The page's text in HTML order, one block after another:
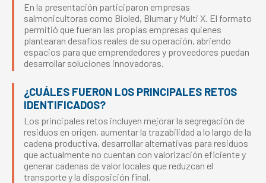
En la presentación participaron empresas
salmonicultoras como Bioled, Blumar y Multi X. El formato
permitió que fueran las propias empresas quienes
plantearan desafíos reales de su operación, abriendo
espacios para que emprendedores y proveedores puedan
desarrollar soluciones innovadoras.
¿CUÁLES FUERON LOS PRINCIPALES RETOS
IDENTIFICADOS?
Los principales retos incluyen mejorar la segregación de
residuos en origen, aumentar la trazabilidad a lo largo de la
cadena productiva, desarrollar alternativas para residuos
que actualmente no cuentan con valorización eficiente y
generar cadenas de valor locales que reduzcan el
transporte y la disposición final.